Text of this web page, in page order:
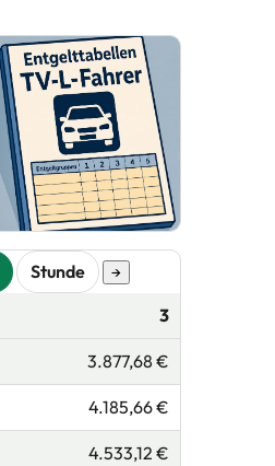
Stunde →
3
3.877,68 €
4.185,66 €
4.533,12 €